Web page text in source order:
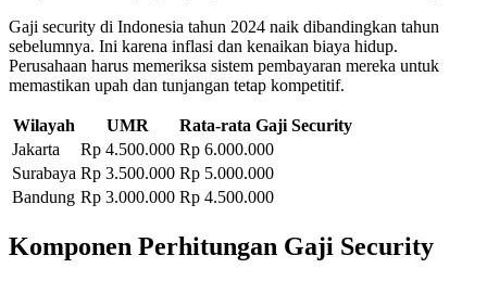
Gaji security di Indonesia tahun 2024 naik dibandingkan tahun
sebelumnya. Ini karena inflasi dan kenaikan biaya hidup.
Perusahaan harus memeriksa sistem pembayaran mereka untuk
memastikan upah dan tunjangan tetap kompetitif.
Wilayah UMR
Rata-rata Gaji Security
Jakarta
Rp 4.500.000 Rp 6.000.000
Surabaya Rp 3.500.000 Rp 5.000.000
Bandung Rp 3.000.000 Rp 4.500.000
Komponen Perhitungan Gaji Security